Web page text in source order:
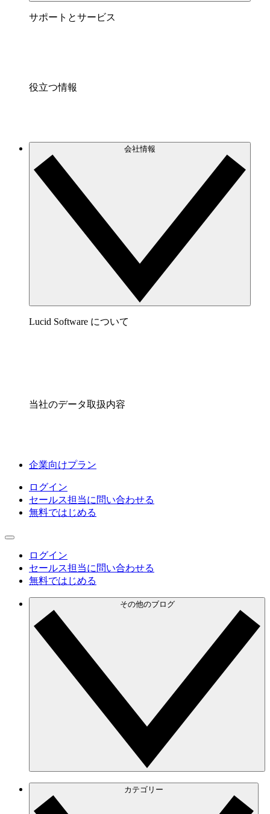
サポートとサービス
役立つ情報
会社情報
Lucid Software について
当社のデータ取扱内容
企業向けプラン
ログイン
セールス担当に問い合わせる
無料ではじめる
ログイン
セールス担当に問い合わせる
無料ではじめる
その他のブログ
カテゴリー